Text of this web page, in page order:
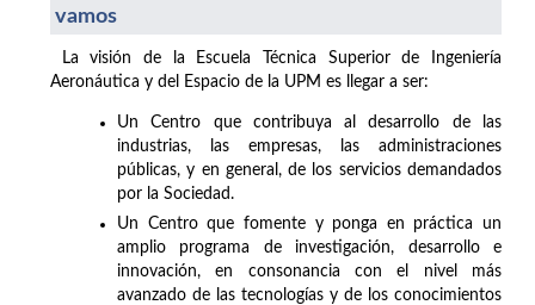
vamos
La visión de la Escuela Técnica Superior de Ingeniería
Aeronáutica y del Espacio de la UPM es llegar a ser:
Un Centro que contribuya al desarrollo de las
industrias, las empresas, las administraciones
públicas, y en general, de los servicios demandados
por la Sociedad.
Un Centro que fomente y ponga en práctica un
amplio programa de investigación, desarrollo e
innovación, en consonancia con el nivel más
avanzado de las tecnologías y de los conocimientos